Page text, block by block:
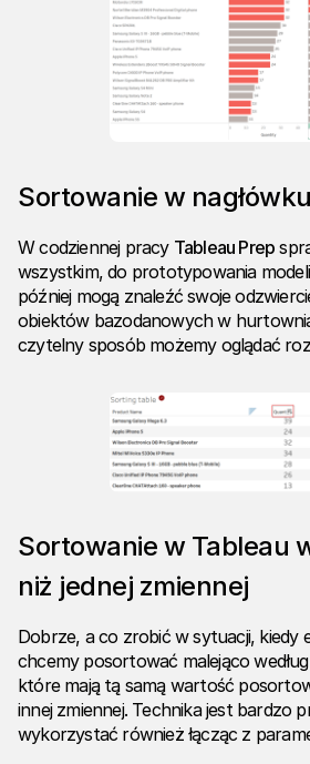
Sortowanie w
W codziennej pracy Tableau Prep
wszystkim, do prototypowania
później mogą znaleźć swoje
obiektów bazodanowych w
czytelny sposób możemy oglądać
Sortowanie w Tableau
niż jednej zmiennej
Dobrze, a co zrobić w sytuacji, kiedy
chcemy posortować malejąco
które mają tą samą wartość
innej zmiennej. Technika jest bardzo
wykorzystać również łącząc z